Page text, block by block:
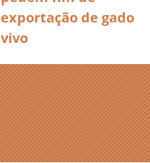
exportação de gado
vivo